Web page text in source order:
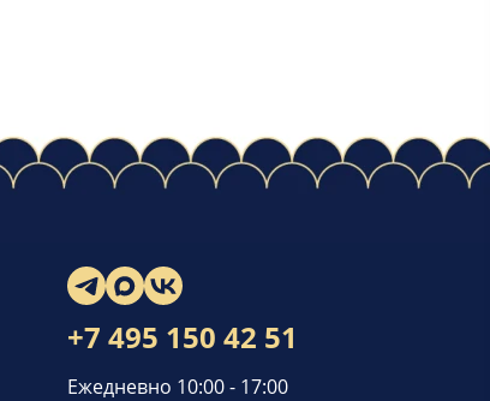
+7 495 150 42 51
Ежедневно 10:00 - 17:00